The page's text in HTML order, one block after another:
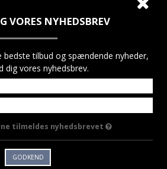
gerne tilmeldes nyhedsbrevet
GODKEND
VORES NYHEDSBREV
tilbud og spændende nyheder,
dig vores nyhedsbrev.
tilmeldes nyhedsbrevet
GODKEND